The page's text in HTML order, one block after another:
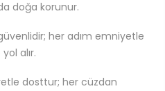
doğa korunur.
her adım emniyetle
alır.
dosttur; her cüzdan